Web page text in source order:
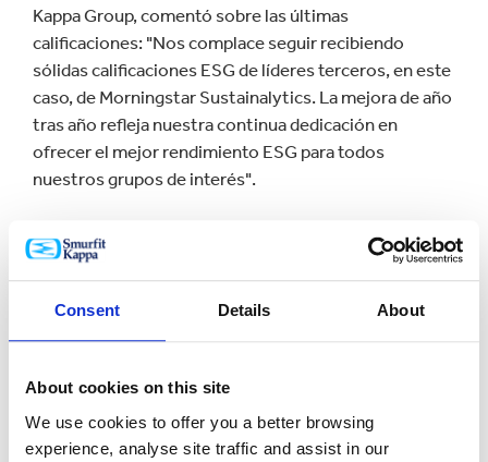
Consent Details About
About cookies on this site
We use cookies to offer you a better browsing
experience, analyse site traffic and assist in our
Kappa Group, comentó sobre las últimas
calificaciones: "Nos complace seguir recibiendo
sólidas calificaciones ESG de líderes terceros, en este
caso, de Morningstar Sustainalytics. La mejora de año
tras año refleja nuestra continua dedicación en
ofrecer el mejor rendimiento ESG para todos
nuestros grupos de interés".
Smurfit Kappa es líder en
y
suministra a más de 65.000 clientes en todo el mundo
soluciones de empaque a base de papel, las cuales
sonrenovables reciclables, ybiodegradables.